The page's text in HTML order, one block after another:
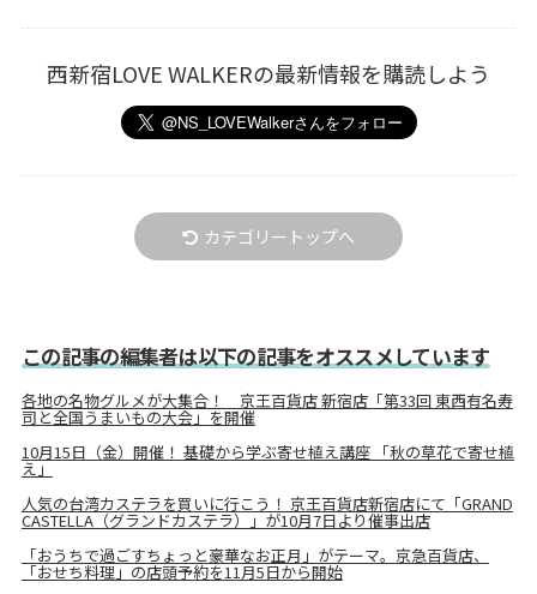
西新宿LOVE WALKERの最新情報を購読しよう
カテゴリートップへ
この記事の編集者は以下の記事をオススメしています
各地の名物グルメが大集合！ 京王百貨店 新宿店「第33回 東西有名寿
司と全国うまいもの大会」を開催
10月15日（金）開催！ 基礎から学ぶ寄せ植え講座 「秋の草花で寄せ植
え」
人気の台湾カステラを買いに行こう！ 京王百貨店新宿店にて「GRAND
CASTELLA（グランドカステラ）」が10月7日より催事出店
「おうちで過ごすちょっと豪華なお正月」がテーマ。京急百貨店、
「おせち料理」の店頭予約を11月5日から開始